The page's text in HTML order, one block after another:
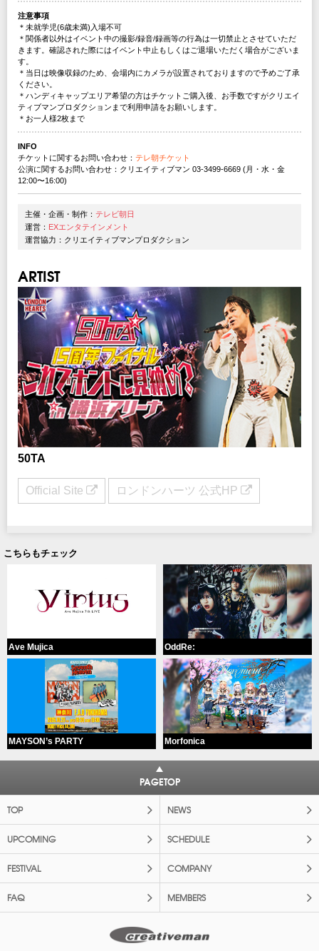
注意事項
＊未就学児(6歳未満)入場不可
＊関係者以外はイベント中の撮影/録音/録画等の行為は一切禁止とさせていただ
きます。確認された際にはイベント中止もしくはご退場いただく場合がございま
す。
＊当日は映像収録のため、会場内にカメラが設置されておりますので予めご了承
ください。
＊ハンディキャップエリア希望の方はチケットご購入後、お手数ですがクリエイ
ティブマンプロダクションまで利用申請をお願いします。
＊お一人様2枚まで
INFO
チケットに関するお問い合わせ： テレ朝チケット
公演に関するお問い合わせ：クリエイティブマン 03-3499-6669 (月・水・金
12:00〜16:00)
主催・企画・制作： テレビ朝日
運営： EXエンタテインメント
運営協力：クリエイティブマンプロダクション
ARTIST
50TA
Official Site ロンドンハーツ 公式HP
こちらもチェック
Ave Mujica OddRe:
MAYSON’s PARTY Morfonica
PAGETOP
TOP NEWS
UPCOMING SCHEDULE
FESTIVAL COMPANY
FAQ MEMBERS